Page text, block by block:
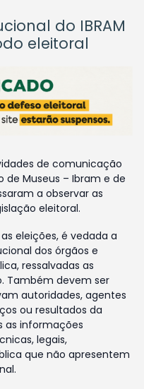
do IBRAM
eleitoral
de comunicação
de Museus – Ibram e de
a observar as
eleitoral.
eleições, é vedada a
dos órgãos e
ressalvadas as
Também devem ser
autoridades, agentes
ou resultados da
as informações
legais,
que não apresentem